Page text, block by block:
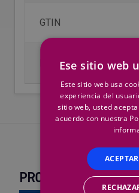
GTIN
MPN
PRODUCTOS VISTOS
Outlet Sierras
Outlet Soldadura
Outlet Tiradores y manillas
Outlet Transmisiones
Ese sitio web
Este sitio web usa
experiencia del
sitio web, usted
acuerdo con nuestra